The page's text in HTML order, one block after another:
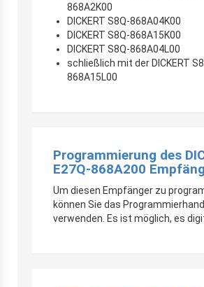
868A2K00
DICKERT S8Q-868A04K00
DICKERT S8Q-868A15K00
DICKERT S8Q-868A04L00
schließlich mit der DICKERT
868A15L00
Programmierung des
E27Q-868A200
Um diesen Empfänger zu
können Sie das
verwenden. Es ist möglich, es